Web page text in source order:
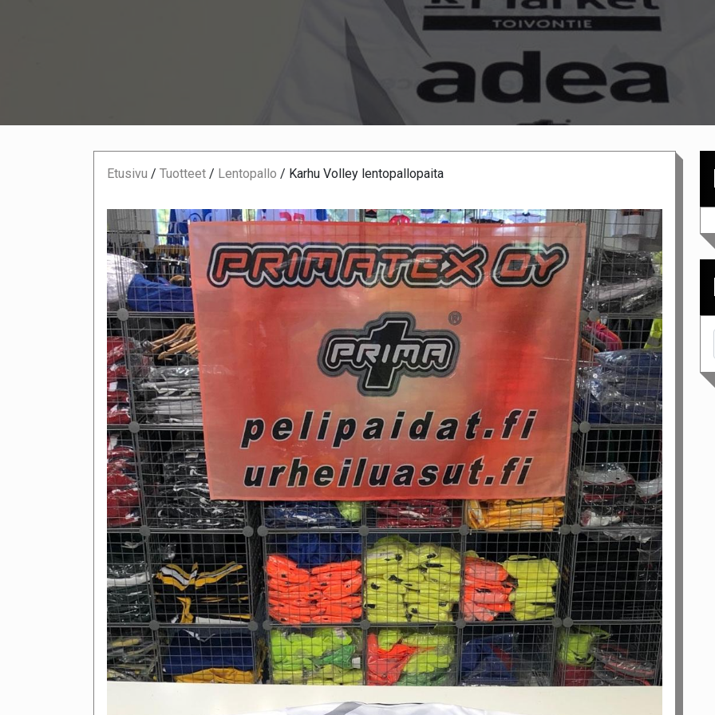
Etusivu / Tuotteet / Lentopallo / Karhu Volley lentopallopaita